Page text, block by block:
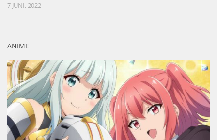
7 JUNI, 2022
ANIME